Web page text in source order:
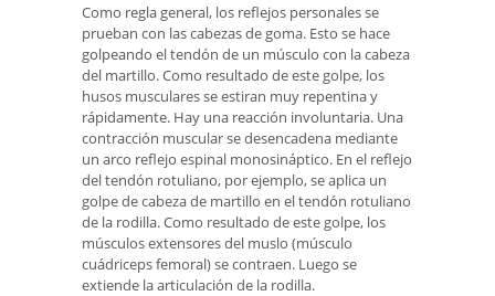
Como regla general, los reflejos personales se
prueban con las cabezas de goma. Esto se hace
golpeando el tendón de un músculo con la cabeza
del martillo. Como resultado de este golpe, los
husos musculares se estiran muy repentina y
rápidamente. Hay una reacción involuntaria. Una
contracción muscular se desencadena mediante
un arco reflejo espinal monosináptico. En el reflejo
del tendón rotuliano, por ejemplo, se aplica un
golpe de cabeza de martillo en el tendón rotuliano
de la rodilla. Como resultado de este golpe, los
músculos extensores del muslo (músculo
cuádriceps femoral) se contraen. Luego se
extiende la articulación de la rodilla.